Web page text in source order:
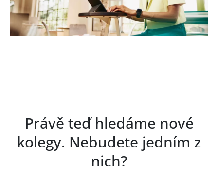
Právě teď hledáme nové
kolegy. Nebudete jedním z
nich?